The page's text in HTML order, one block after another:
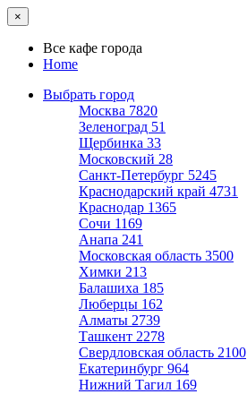
×
Все кафе города
Home
Выбрать город
Москва 7820
Зеленоград 51
Щербинка 33
Московский 28
Санкт-Петербург 5245
Краснодарский край 4731
Краснодар 1365
Сочи 1169
Анапа 241
Московская область 3500
Химки 213
Балашиха 185
Люберцы 162
Алматы 2739
Ташкент 2278
Свердловская область 2100
Екатеринбург 964
Нижний Тагил 169